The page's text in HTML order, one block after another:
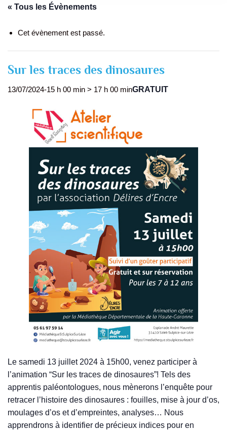
« Tous les Évènements
Cet évènement est passé.
Sur les traces des dinosaures
13/07/2024-15 h 00 min > 17 h 00 minGRATUIT
Le samedi 13 juillet 2024 à 15h00, venez participer à
l’animation “Sur les traces de dinosaures”! Tels des
apprentis paléontologues, nous mènerons l’enquête pour
retracer l’histoire des dinosaures : fouilles, mise à jour d’os,
moulages d’os et d’empreintes, analyses… Nous
apprendrons à identifier de précieux indices pour en